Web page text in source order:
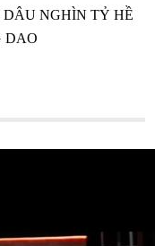
DÂU NGHÌN TỶ HỀ
DAO